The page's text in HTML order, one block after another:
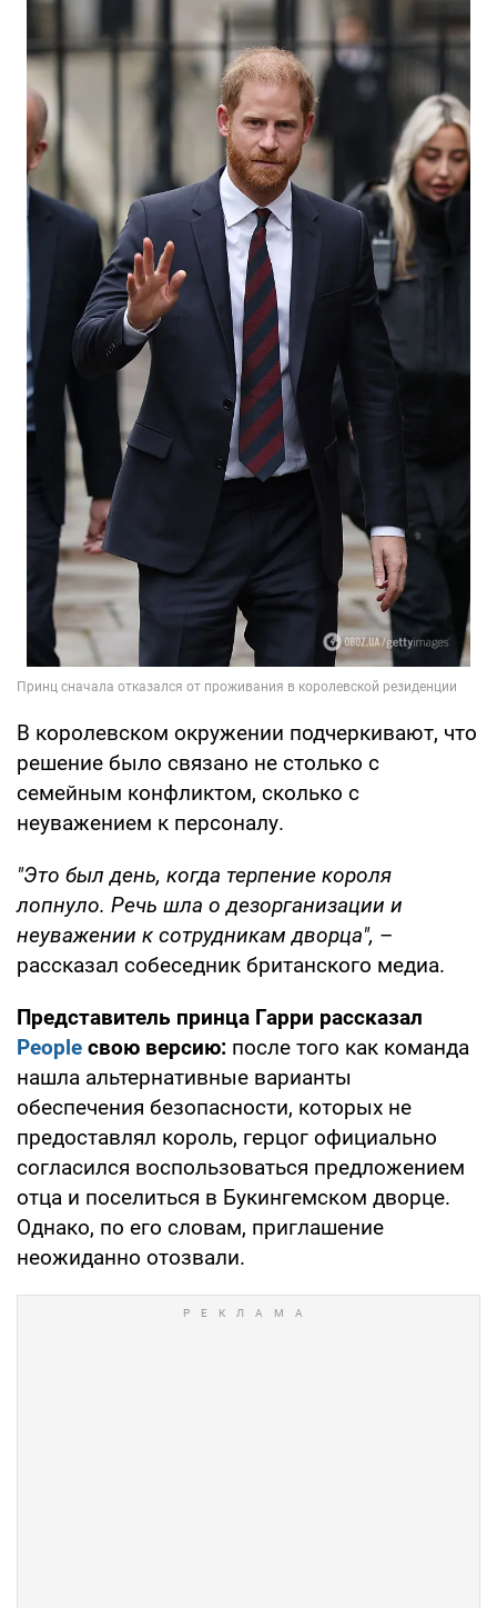
В королевском окружении подчеркивают, что
решение было связано не столько с
семейным конфликтом, сколько с
неуважением к персоналу.
"Это был день, когда терпение короля
лопнуло. Речь шла о дезорганизации и
неуважении к сотрудникам дворца", –
рассказал собеседник британского медиа.
Представитель принца Гарри рассказал
People свою версию: после того как команда
нашла альтернативные варианты
обеспечения безопасности, которых не
предоставлял король, герцог официально
согласился воспользоваться предложением
отца и поселиться в Букингемском дворце.
Однако, по его словам, приглашение
неожиданно отозвали.